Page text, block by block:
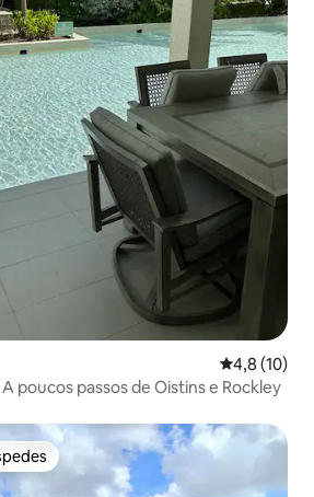
4,8 de uma
4,8 (10)
poucos passos de Oistins e Rockley
dos hóspedes